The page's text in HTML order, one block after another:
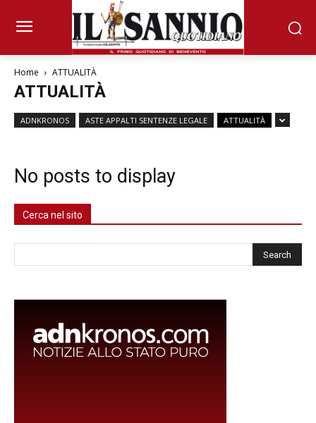
Home ATTUALITÀ
ATTUALITÀ
ADNKRONOS ASTE APPALTI SENTENZE LEGALE ATTUALITÀ
No posts to display
Cerca nel sito